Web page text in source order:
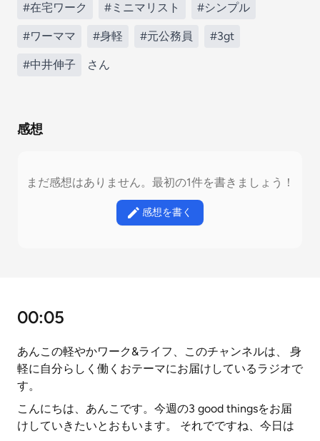
#在宅ワーク #ミニマリスト #シンプル
#ワーママ #身軽 #元公務員 #3gt
#中井伸子 さん
感想
まだ感想はありません。最初の1件を書きましょう！
感想を書く
00:05
あんこの軽やかワーク&ライフ、このチャンネルは、 身
軽に自分らしく働くおテーマにお届けしているラジオで
す。
こんにちは、あんこです。今週の3 good thingsをお届
けしていきたいとおもいます。 それでですね、今日は